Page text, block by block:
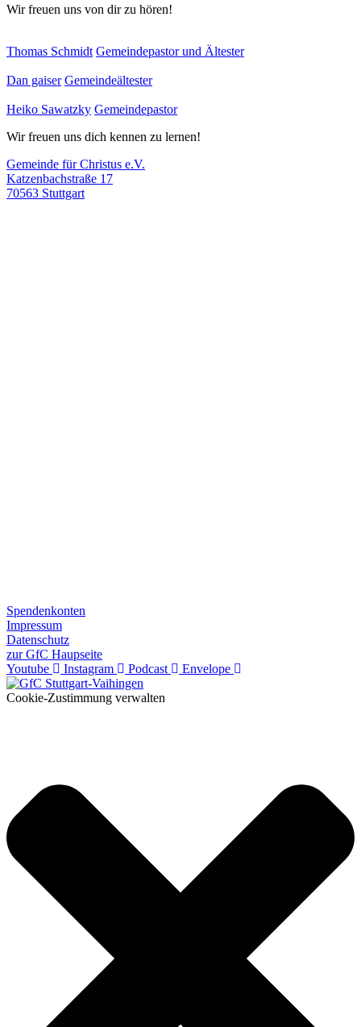
Wir freuen uns von dir zu hören!
Thomas Schmidt Gemeindepastor und Ältester
Dan gaiser Gemeindeältester
Heiko Sawatzky Gemeindepastor
Wir freuen uns dich kennen zu lernen!
Gemeinde für Christus e.V.
Katzenbachstraße 17
70563 Stuttgart
Spendenkonten
Impressum
Datenschutz
zur GfC Haupseite
Youtube
Instagram Podcast Envelope
Cookie-Zustimmung verwalten